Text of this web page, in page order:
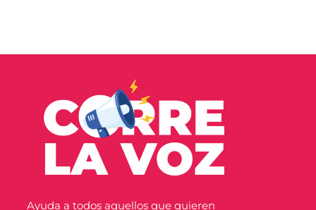
Ayuda a todos aquellos que quieren